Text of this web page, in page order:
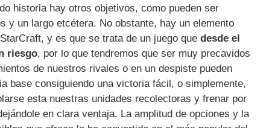
historia hay otros objetivos, como pueden ser
y un largo etcétera. No obstante, hay un elemento
y es que se trata de un juego que desde el
riesgo, por lo que tendremos que ser muy precavidos
de nuestros rivales o en un despiste pueden
base consiguiendo una victoria fácil, o simplemente,
esta nuestras unidades recolectoras y frenar por
en clara ventaja. La amplitud de opciones y la